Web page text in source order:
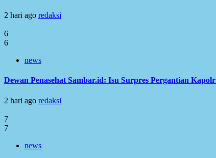
2 hari ago redaksi
6
6
news
Dewan Penasehat Sambar.id: Isu Surpres Pergantian
2 hari ago redaksi
7
7
news